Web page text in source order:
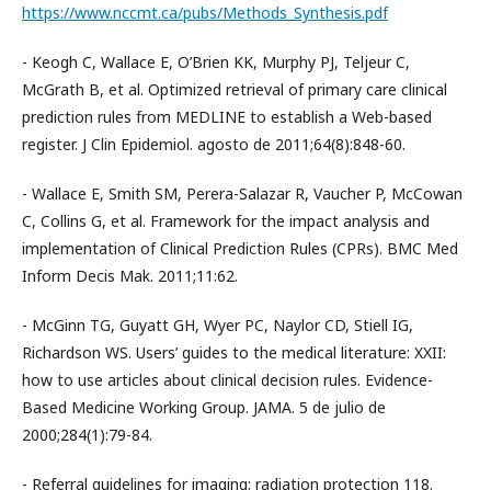
https://www.nccmt.ca/pubs/Methods_Synthesis.pdf
- Keogh C, Wallace E, O’Brien KK, Murphy PJ, Teljeur C,
McGrath B, et al. Optimized retrieval of primary care clinical
prediction rules from MEDLINE to establish a Web-based
register. J Clin Epidemiol. agosto de 2011;64(8):848-60.
- Wallace E, Smith SM, Perera-Salazar R, Vaucher P, McCowan
C, Collins G, et al. Framework for the impact analysis and
implementation of Clinical Prediction Rules (CPRs). BMC Med
Inform Decis Mak. 2011;11:62.
- McGinn TG, Guyatt GH, Wyer PC, Naylor CD, Stiell IG,
Richardson WS. Users’ guides to the medical literature: XXII:
how to use articles about clinical decision rules. Evidence-
Based Medicine Working Group. JAMA. 5 de julio de
2000;284(1):79-84.
- Referral guidelines for imaging: radiation protection 118.